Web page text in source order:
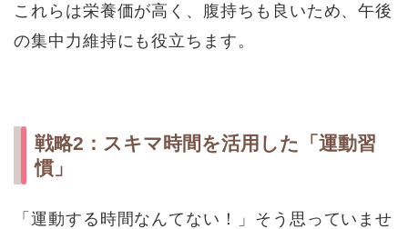
これらは栄養価が高く、腹持ちも良いため、午後
の集中力維持にも役立ちます。
戦略2：スキマ時間を活用した「運動習
慣」
「運動する時間なんてない！」そう思っていませ